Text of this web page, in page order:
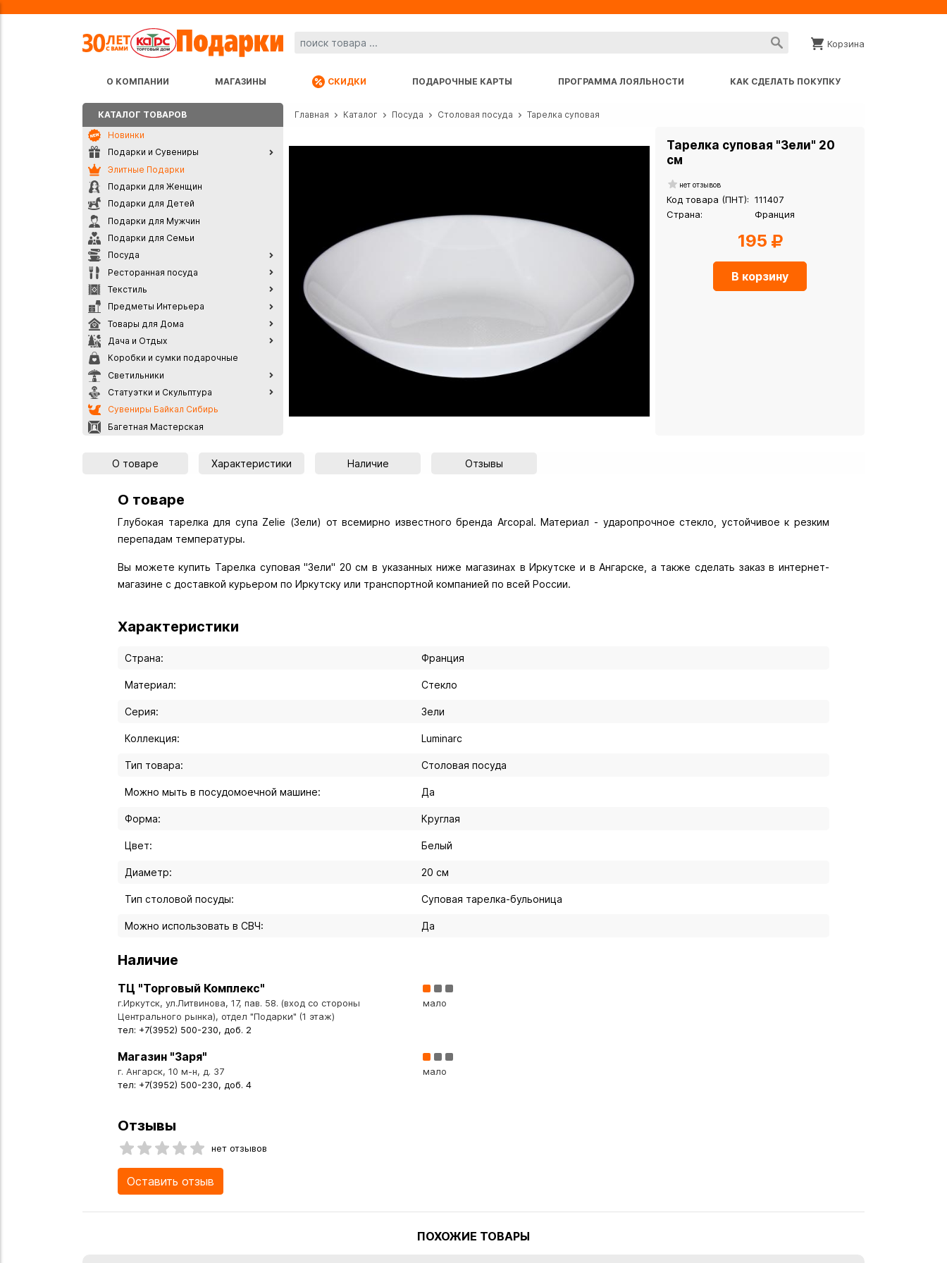
Корзина
О КОМПАНИИ МАГАЗИНЫ СКИДКИ ПОДАРОЧНЫЕ КАРТЫ ПРОГРАММА ЛОЯЛЬНОСТИ КАК СДЕЛАТЬ ПОКУПКУ
КАТАЛОГ ТОВАРОВ
Новинки
Подарки и Сувениры
Элитные Подарки
Подарки для Женщин
Подарки для Детей
Подарки для Мужчин
Подарки для Семьи
Посуда
Ресторанная посуда
Текстиль
Предметы Интерьера
Товары для Дома
Дача и Отдых
Коробки и сумки подарочные
Светильники
Статуэтки и Скульптура
Сувениры Байкал Сибирь
Багетная Мастерская
Главная Каталог Посуда Столовая посуда Тарелка суповая
Тарелка суповая "Зели" 20
см
нет отзывов
Код товара (ПНТ): 111407
Страна:
Франция
195
В корзину
О товаре Характеристики Наличие Отзывы
О товаре
Глубокая тарелка для супа Zelie (Зели) от всемирно известного бренда Arcopal. Материал - ударопрочное стекло, устойчивое к резким
перепадам температуры.
Вы можете купить Тарелка суповая "Зели" 20 см в указанных ниже магазинах в Иркутске и в Ангарске, а также сделать заказ в интернет-
магазине с доставкой курьером по Иркутску или транспортной компанией по всей России.
Характеристики
Страна: Франция
Материал: Стекло
Серия: Зели
Коллекция: Luminarc
Тип товара: Столовая посуда
Можно мыть в посудомоечной машине: Да
Форма: Круглая
Цвет: Белый
Диаметр: 20 см
Тип столовой посуды: Суповая тарелка-бульоница
Можно использовать в СВЧ: Да
Наличие
ТЦ "Торговый Комплекс"
г.Иркутск, ул.Литвинова, 17, пав. 58. (вход со стороны
Центрального рынка), отдел "Подарки" (1 этаж)
тел: +7(3952) 500-230, доб. 2
мало
Магазин "Заря"
г. Ангарск, 10 м-н, д. 37
тел: +7(3952) 500-230, доб. 4
мало
Отзывы
нет отзывов
Оставить отзыв
ПОХОЖИЕ ТОВАРЫ